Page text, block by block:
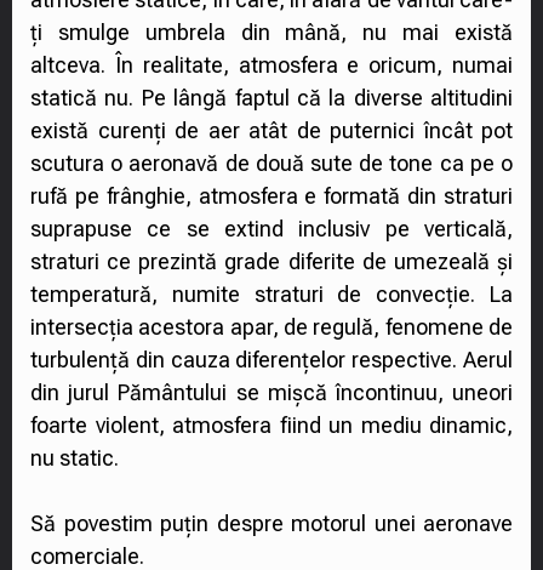
ți smulge umbrela din mână, nu mai există
altceva. În realitate, atmosfera e oricum, numai
statică nu. Pe lângă faptul că la diverse altitudini
există curenți de aer atât de puternici încât pot
scutura o aeronavă de două sute de tone ca pe o
rufă pe frânghie, atmosfera e formată din straturi
suprapuse ce se extind inclusiv pe verticală,
straturi ce prezintă grade diferite de umezeală și
temperatură, numite straturi de convecție. La
intersecția acestora apar, de regulă, fenomene de
turbulență din cauza diferențelor respective. Aerul
din jurul Pământului se mișcă încontinuu, uneori
foarte violent, atmosfera fiind un mediu dinamic,
nu static.
Să povestim puțin despre motorul unei aeronave
comerciale.